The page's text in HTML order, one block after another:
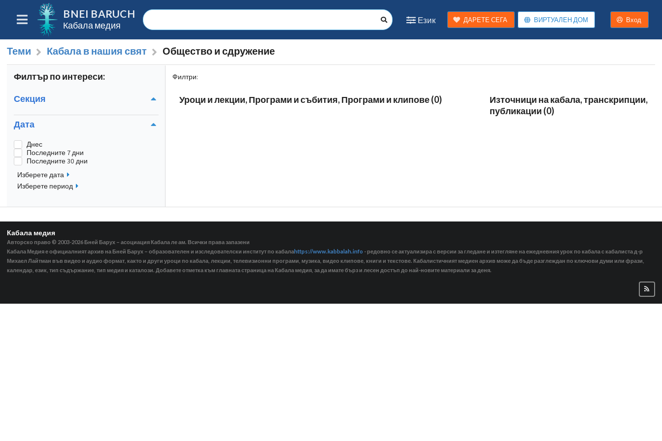
BNEI BARUCH
Кабала медия
Език ДАРЕТЕ СЕГА ВИРТУАЛЕН ДОМ Вход
Теми Кабала в нашия свят Общество и сдружение
Филтър по интереси:
Секция
Дата
Днес
Последните 7 дни
Последните 30 дни
Изберете дата
Изберете период
Филтри:
Уроци и лекции, Програми и събития, Програми и клипове (0)
Източници на кабала, транскрипции,
публикации (0)
Кабала медия
Авторско право © 2003-2026 Бней Барух – асоциация Кабала ле ам. Всички права запазени
Кабала Медия е официалният архив на Бней Барух – образователен и изследователски институт по кабалаhttps://www.kabbalah.info - редовно се актуализира с версии за гледане и изтегляне на ежедневния урок по кабала с кабалиста д-р
Михаел Лайтман във видео и аудио формат, както и други уроци по кабала, лекции, телевизионни програми, музика, видео клипове, книги и текстове. Кабалистичният медиен архив може да бъде разглеждан по ключови думи или фрази,
календар, език, тип съдържание, тип медия и каталози. Добавете отметка към главната страница на Кабала медия, за да имате бърз и лесен достъп до най-новите материали за деня.